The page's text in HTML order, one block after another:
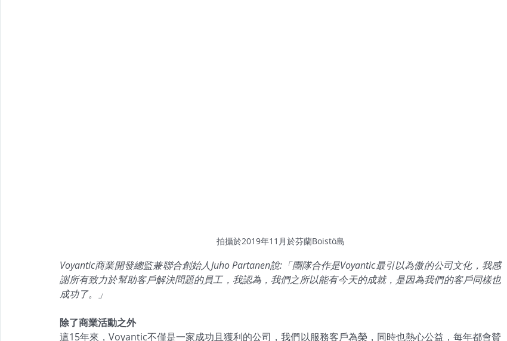
拍攝於2019年11月於芬蘭Boistö島
Voyantic商業開發總監兼聯合創始人Juho Partanen說:「團隊合作是Voyantic最引以為傲的公司文化，我感
謝所有致力於幫助客戶解決問題的員工，我認為，我們之所以能有今天的成就，是因為我們的客戶同樣也
成功了。」
除了商業活動之外
這15年來，Voyantic不僅是一家成功且獲利的公司，我們以服務客戶為榮，同時也熱心公益，每年都會贊